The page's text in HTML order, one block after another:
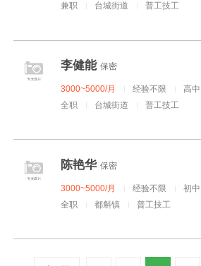
兼职
台城街道 普工技工
李健能保密
3000~5000/月 经验不限
高中
全职
台城街道 普工技工
陈艳华保密
3000~5000/月 经验不限
初中
全职
都斛镇 普工技工